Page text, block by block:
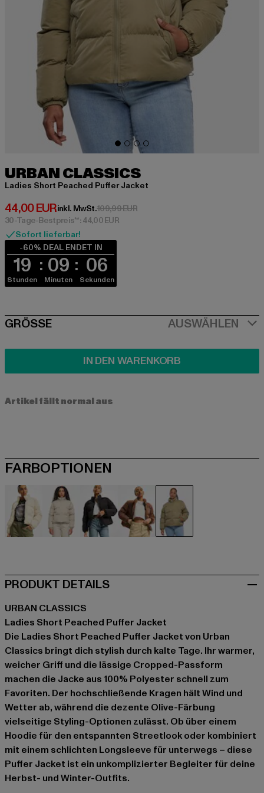
URBAN CLASSICS
Ladies Short Peached Puffer Jacket
44,00 EUR
Derzeitiger Preis: 44,00 EUR
inkl. MwSt.109,99 EURAktionspreis: 109,99 EUR
30-Tage-Bestpreis**: 44,00 EUR
Sofort lieferbar!
-60% DEAL ENDET IN
19
Stunden
09
Minuten
05
Sekunden
SIZE
GRÖSSE AUSWÄHLEN
IN DEN WARENKORB
Artikel fällt normal aus
FARBOPTIONEN
PRODUKT DETAILS
URBAN CLASSICS
Ladies Short Peached Puffer Jacket
Die Ladies Short Peached Puffer Jacket von Urban
Classics bringt dich stylish durch kalte Tage. Ihr warmer,
weicher Griff und die lässige Cropped-Passform
machen die Jacke aus 100% Polyester schnell zum
Favoriten. Der hochschließende Kragen hält Wind und
Wetter ab, während die dezente Olive-Färbung
vielseitige Styling-Optionen zulässt. Ob über einem
Hoodie für den entspannten Streetlook oder kombiniert
mit einem schlichten Longsleeve für unterwegs – diese
Puffer Jacket ist ein unkomplizierter Begleiter für deine
Herbst- und Winter-Outfits.